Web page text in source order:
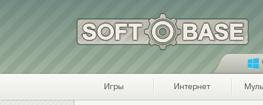
Игры Интернет